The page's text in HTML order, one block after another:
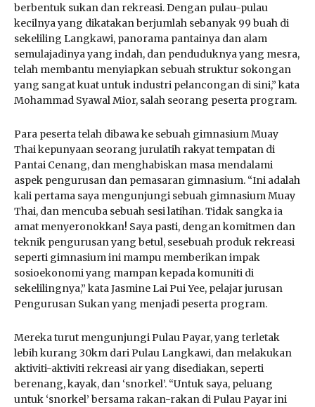
berbentuk sukan dan rekreasi. Dengan pulau-pulau
kecilnya yang dikatakan berjumlah sebanyak 99 buah di
sekeliling Langkawi, panorama pantainya dan alam
semulajadinya yang indah, dan penduduknya yang mesra,
telah membantu menyiapkan sebuah struktur sokongan
yang sangat kuat untuk industri pelancongan di sini,” kata
Mohammad Syawal Mior, salah seorang peserta program.
Para peserta telah dibawa ke sebuah gimnasium Muay
Thai kepunyaan seorang jurulatih rakyat tempatan di
Pantai Cenang, dan menghabiskan masa mendalami
aspek pengurusan dan pemasaran gimnasium. “Ini adalah
kali pertama saya mengunjungi sebuah gimnasium Muay
Thai, dan mencuba sebuah sesi latihan. Tidak sangka ia
amat menyeronokkan! Saya pasti, dengan komitmen dan
teknik pengurusan yang betul, sesebuah produk rekreasi
seperti gimnasium ini mampu memberikan impak
sosioekonomi yang mampan kepada komuniti di
sekelilingnya,” kata Jasmine Lai Pui Yee, pelajar jurusan
Pengurusan Sukan yang menjadi peserta program.
Mereka turut mengunjungi Pulau Payar, yang terletak
lebih kurang 30km dari Pulau Langkawi, dan melakukan
aktiviti-aktiviti rekreasi air yang disediakan, seperti
berenang, kayak, dan ‘snorkel’. “Untuk saya, peluang
untuk ‘snorkel’ bersama rakan-rakan di Pulau Payar ini